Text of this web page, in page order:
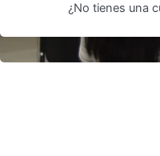
¿No tienes una